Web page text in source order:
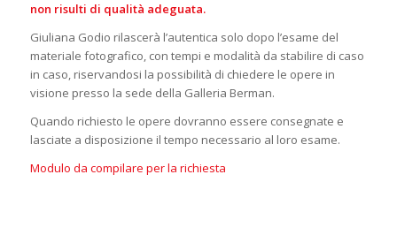
non risulti di qualità adeguata.
Giuliana Godio rilascerà l’autentica solo dopo l’esame del
materiale fotografico, con tempi e modalità da stabilire di caso
in caso, riservandosi la possibilità di chiedere le opere in
visione presso la sede della Galleria Berman.
Quando richiesto le opere dovranno essere consegnate e
lasciate a disposizione il tempo necessario al loro esame.
Modulo da compilare per la richiesta